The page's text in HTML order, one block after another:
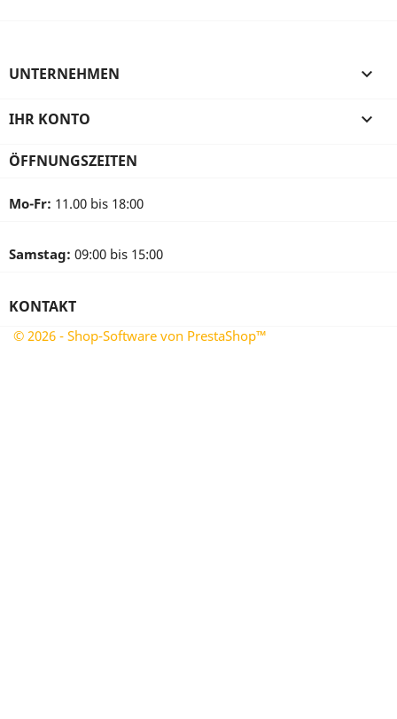
UNTERNEHMEN 
IHR KONTO 
ÖFFNUNGSZEITEN
Mo-Fr: 11.00 bis 18:00
Samstag: 09:00 bis 15:00
KONTAKT
© 2026 - Shop-Software von PrestaShop™